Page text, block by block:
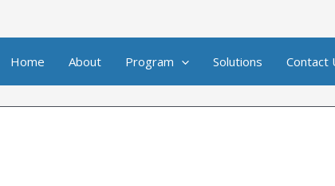
Home About Program Solutions Contact